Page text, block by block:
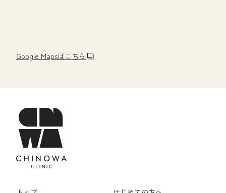
Google Mapsはこちら